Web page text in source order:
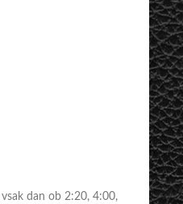
dan ob 2:20, 4:00,